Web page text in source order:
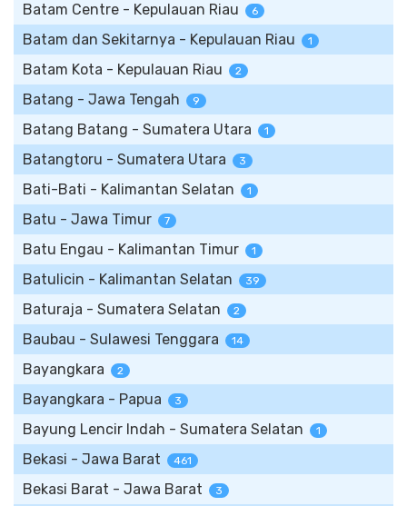
Batam Centre - Kepulauan Riau 6
Batam dan Sekitarnya - Kepulauan Riau 1
Batam Kota - Kepulauan Riau 2
Batang - Jawa Tengah 9
Batang Batang - Sumatera Utara 1
Batangtoru - Sumatera Utara 3
Bati-Bati - Kalimantan Selatan 1
Batu - Jawa Timur 7
Batu Engau - Kalimantan Timur 1
Batulicin - Kalimantan Selatan 39
Baturaja - Sumatera Selatan 2
Baubau - Sulawesi Tenggara 14
Bayangkara 2
Bayangkara - Papua 3
Bayung Lencir Indah - Sumatera Selatan 1
Bekasi - Jawa Barat 461
Bekasi Barat - Jawa Barat 3